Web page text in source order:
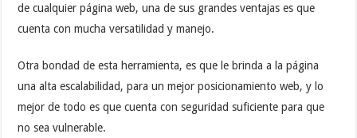
de cualquier página web, una de sus grandes ventajas es que
cuenta con mucha versatilidad y manejo.
Otra bondad de esta herramienta, es que le brinda a la página
una alta escalabilidad, para un mejor posicionamiento web, y lo
mejor de todo es que cuenta con seguridad suficiente para que
no sea vulnerable.